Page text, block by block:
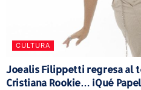
CULTURA
Joealis Filippetti regresa al
Cristiana Rookie… ¡Qué